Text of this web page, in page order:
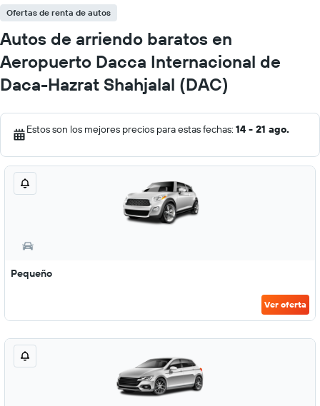
Ofertas de renta de autos
Autos de arriendo baratos en
Aeropuerto Dacca Internacional de
Daca-Hazrat Shahjalal (DAC)
Estos son los mejores precios para estas fechas: 14 - 21 ago.
Pequeño
Ver oferta